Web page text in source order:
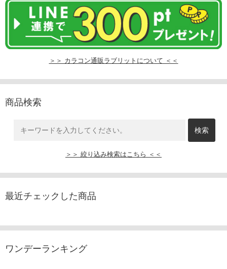
＞＞ カラコン通販ラブリットについて ＜＜
商品検索
＞＞ 絞り込み検索はこちら ＜＜
最近チェックした商品
ワンデーランキング